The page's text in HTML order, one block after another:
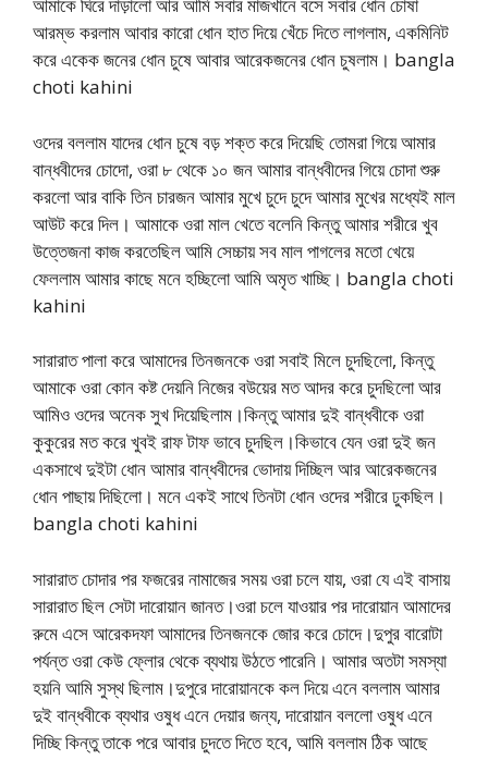
আরম্ভ করলাম আবার কারো ধোন হাত দিয়ে খেঁচে দিতে লাগলাম, একমিনিট
করে একেক জনের ধোন চুষে আবার আরেকজনের ধোন চুষলাম। bangla
choti kahini
ওদের বললাম যাদের ধোন চুষে বড় শক্ত করে দিয়েছি তোমরা গিয়ে আমার
বান্ধবীদের চোদো, ওরা ৮ থেকে ১০ জন আমার বান্ধবীদের গিয়ে চোদা শুরু
করলো আর বাকি তিন চারজন আমার মুখে চুদে চুদে আমার মুখের মধ্যেই মাল
আউট করে দিল। আমাকে ওরা মাল খেতে বলেনি কিন্তু আমার শরীরে খুব
উত্তেজনা কাজ করতেছিল আমি সেচ্চায় সব মাল পাগলের মতো খেয়ে
ফেললাম আমার কাছে মনে হচ্ছিলো আমি অমৃত খাচ্ছি। bangla choti
kahini
সারারাত পালা করে আমাদের তিনজনকে ওরা সবাই মিলে চুদছিলো, কিন্তু
আমাকে ওরা কোন কষ্ট দেয়নি নিজের বউয়ের মত আদর করে চুদছিলো আর
আমিও ওদের অনেক সুখ দিয়েছিলাম।কিন্তু আমার দুই বান্ধবীকে ওরা
কুকুরের মত করে খুবই রাফ টাফ ভাবে চুদছিল।কিভাবে যেন ওরা দুই জন
একসাথে দুইটা ধোন আমার বান্ধবীদের ভোদায় দিচ্ছিল আর আরেকজনের
ধোন পাছায় দিছিলো। মনে একই সাথে তিনটা ধোন ওদের শরীরে ঢুকছিল।
bangla choti kahini
সারারাত চোদার পর ফজরের নামাজের সময় ওরা চলে যায়, ওরা যে এই বাসায়
সারারাত ছিল সেটা দারোয়ান জানত।ওরা চলে যাওয়ার পর দারোয়ান আমাদের
রুমে এসে আরেকদফা আমাদের তিনজনকে জোর করে চোদে।দুপুর বারোটা
পর্যন্ত ওরা কেউ ফ্লোর থেকে ব্যথায় উঠতে পারেনি। আমার অতটা সমস্যা
হয়নি আমি সুস্থ ছিলাম।দুপুরে দারোয়ানকে কল দিয়ে এনে বললাম আমার
দুই বান্ধবীকে ব্যথার ওষুধ এনে দেয়ার জন্য, দারোয়ান বললো ওষুধ এনে
দিচ্ছি কিন্তু তাকে পরে আবার চুদতে দিতে হবে, আমি বললাম ঠিক আছে